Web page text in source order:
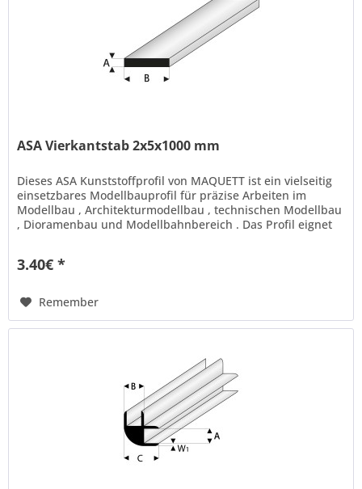
ASA Vierkantstab 2x5x1000 mm
Dieses ASA Kunststoffprofil von MAQUETT ist ein vielseitig
einsetzbares Modellbauprofil für präzise Arbeiten im
Modellbau , Architekturmodellbau , technischen Modellbau
, Dioramenbau und Modellbahnbereich . Das Profil eignet
3.40€ *
Remember